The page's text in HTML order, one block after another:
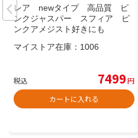
レア newタイプ 高品質 ピ
ンクジャスパー スフィア ピ
ンクアメジスト好きにも
マイストア在庫： 1006
税込 7499円
カートに入れる